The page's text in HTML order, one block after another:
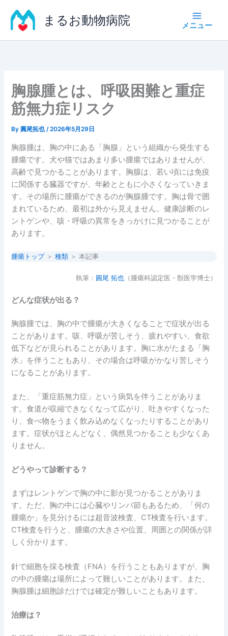
ス
まるお動物病院
胸腺腫とは、呼吸困難と重症
筋無力症リスク
By 圓尾拓也/2026年5月29日
胸腺腫は、胸の中にある「胸腺」という組織から発生する
腫瘍です。犬や猫ではあまり多い腫瘍ではありませんが、
高齢で見つかることがあります。胸腺は、若い頃には免疫
に関係する臓器ですが、年齢とともに小さくなっていきま
す。その場所に腫瘍ができるのが胸腺腫です。胸は骨で囲
まれているため、最初は外から見えません。健康診断のレ
ントゲンや、咳・呼吸の異常をきっかけに見つかることが
あります。
腫瘍トップ ＞種類 ＞ 本記事
執筆： 圓尾 拓也（腫瘍科認定医・獣医学博士）
どんな症状が出る？
胸腺腫では、胸の中で腫瘍が大きくなることで症状が出る
ことがあります。咳、呼吸が苦しそう、疲れやすい、食欲
低下などが見られることがあります。胸に水がたまる「胸
水」を伴うこともあり、その場合は呼吸がかなり苦しそう
になることがあります。
また、「重症筋無力症」という病気を伴うことがありま
す。食道が収縮できなくなって広がり、吐きやすくなった
り、食べ物をうまく飲み込めなくなったりすることがあり
ます。症状がほとんどなく、偶然見つかることも少なくあ
りません。
どうやって診断する？
まずはレントゲンで胸の中に影が見つかることがありま
す。ただ、胸の中には心臓やリンパ節もあるため、「何の
腫瘍か」を見分けるには超音波検査、CT検査を行います。
CT検査を行うと、腫瘍の大きさや位置、周囲との関係が詳
しく分かります。
針で細胞を採る検査（FNA）を行うこともありますが、胸
の中の腫瘍は場所によって難しいことがあります。また、
胸腺腫は細胞診だけでは確定が難しいこともあります。
治療は？